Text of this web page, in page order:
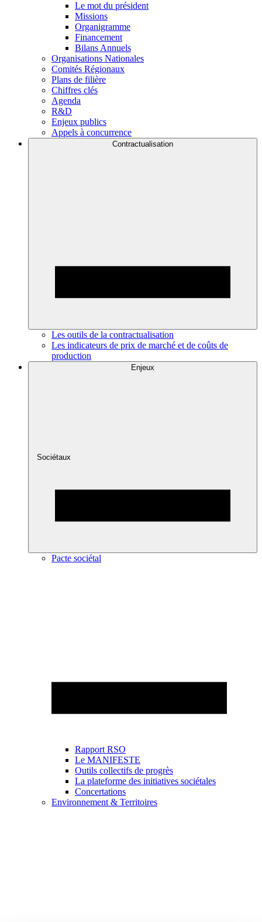
Le mot du président
Missions
Organigramme
Financement
Bilans Annuels
Organisations Nationales
Comités Régionaux
Plans de filière
Chiffres clés
Agenda
R&D
Enjeux publics
Appels à concurrence
Contractualisation
Les outils de la contractualisation
Les indicateurs de prix de marché et de coûts de
production
Enjeux
Sociétaux
Pacte sociétal
Rapport RSO
Le MANIFESTE
Outils collectifs de progrès
La plateforme des initiatives sociétales
Concertations
Environnement & Territoires